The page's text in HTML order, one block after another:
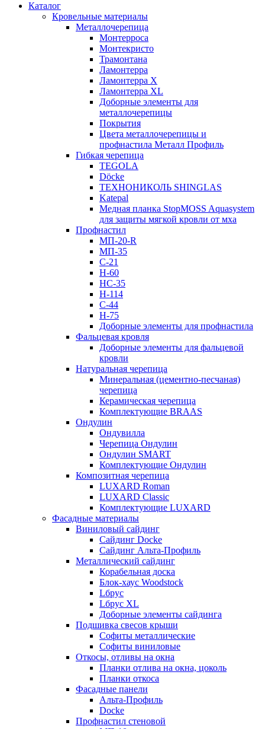
Каталог
Кровельные материалы
Металлочерепица
Монтерроса
Монтекристо
Трамонтана
Ламонтерра
Ламонтерра X
Ламонтерра XL
Доборные элементы для
металлочерепицы
Покрытия
Цвета металлочерепицы и
профнастила Металл Профиль
Гибкая черепица
TEGOLA
Döcke
ТЕХНОНИКОЛЬ SHINGLAS
Katepal
Медная планка StopMOSS Aquasystem
для защиты мягкой кровли от мха
Профнастил
МП-20-R
МП-35
С-21
Н-60
НС-35
Н-114
С-44
Н-75
Доборные элементы для профнастила
Фальцевая кровля
Доборные элементы для фальцевой
кровли
Натуральная черепица
Минеральная (цементно-песчаная)
черепица
Керамическая черепица
Комплектующие BRAAS
Ондулин
Ондувилла
Черепица Ондулин
Ондулин SMART
Комплектующие Ондулин
Композитная черепица
LUXARD Roman
LUXARD Classic
Комплектующие LUXARD
Фасадные материалы
Виниловый сайдинг
Сайдинг Docke
Сайдинг Альта-Профиль
Металлический сайдинг
Корабельная доска
Блок-хаус Woodstock
Lбрус
Lбрус XL
Доборные элементы сайдинга
Подшивка свесов крыши
Софиты металлические
Софиты виниловые
Откосы, отливы на окна
Планки отлива на окна, цоколь
Планки откоса
Фасадные панели
Альта-Профиль
Docke
Профнастил стеновой